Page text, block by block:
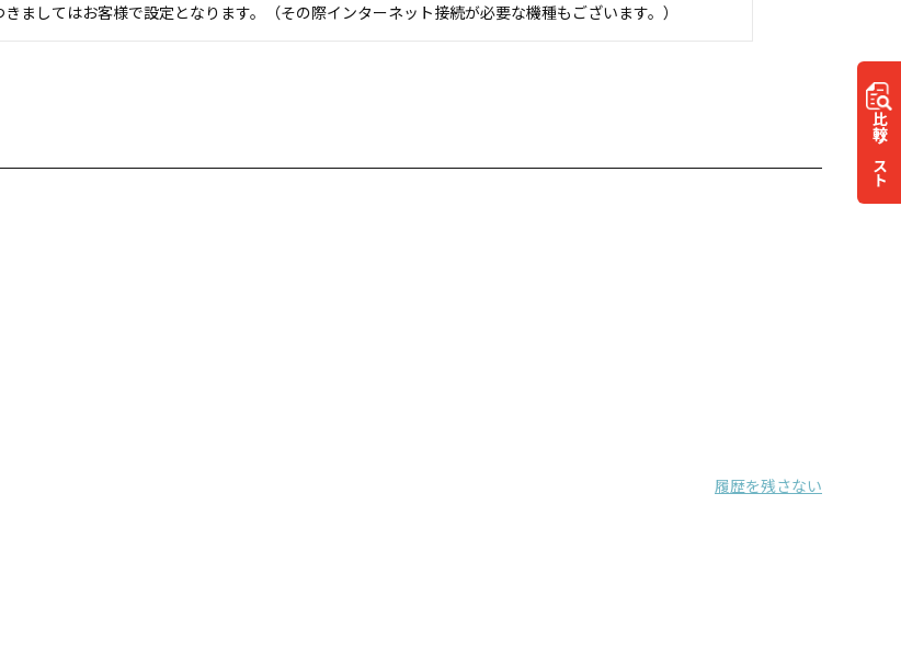
比較
リスト
ましてはお客様で設定となります。（その際インターネット接続が必要な機種もございます。）
履歴を残さない